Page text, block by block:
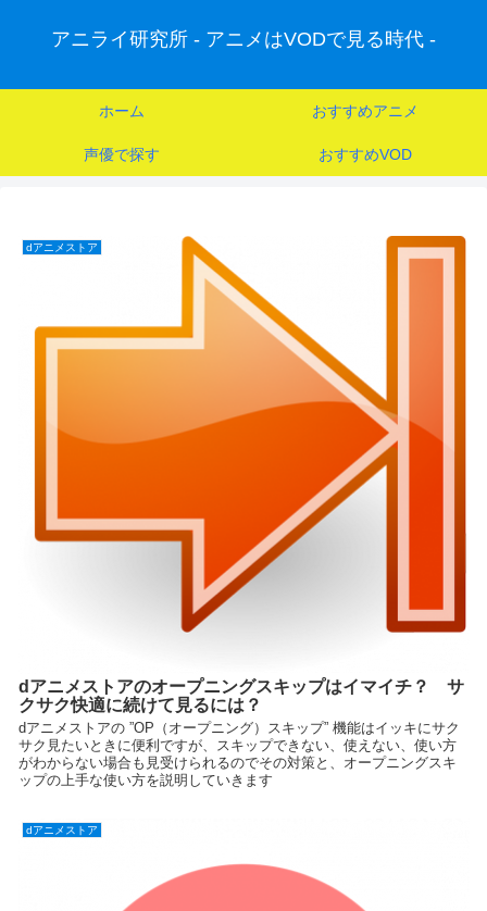
アニライ研究所 - アニメはVODで見る時代 -
ホーム おすすめアニメ
声優で探す おすすめVOD
dアニメストア
dアニメストアのオープニングスキップはイマイチ？ サ
クサク快適に続けて見るには？
dアニメストアの ”OP（オープニング）スキップ” 機能はイッキにサク
サク見たいときに便利ですが、スキップできない、使えない、使い方
がわからない場合も見受けられるのでその対策と、オープニングスキ
ップの上手な使い方を説明していきます
dアニメストア